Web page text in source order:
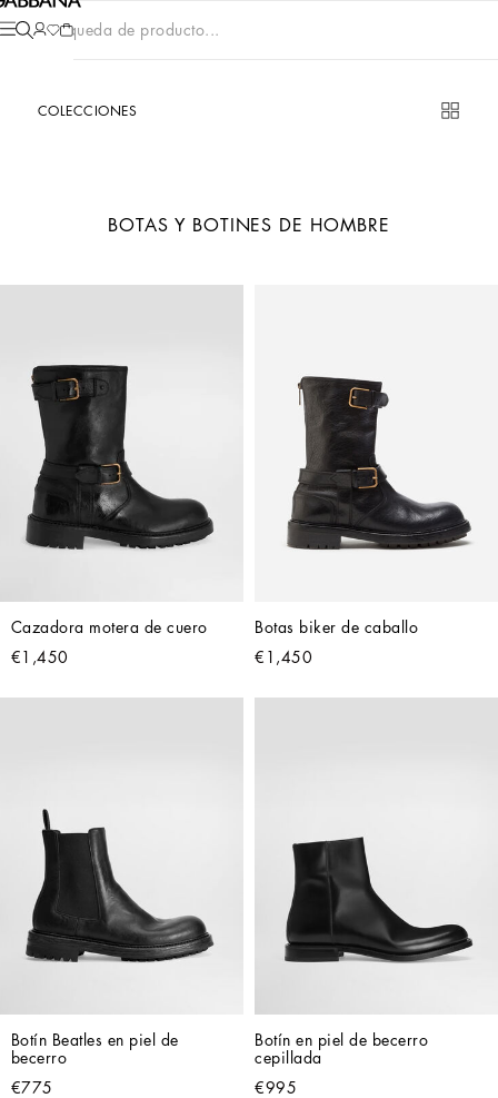
Búsqueda de producto...
COLECCIONES
BOTAS Y BOTINES DE HOMBRE
Cazadora motera de cuero
€1,450
Botas biker de caballo
€1,450
Botín Beatles en piel de
becerro
€775
Botín en piel de becerro
cepillada
€995